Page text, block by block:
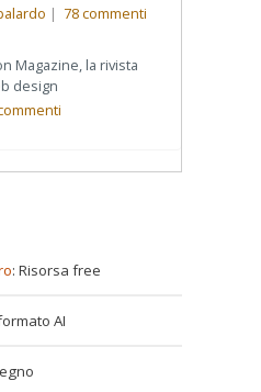
| 78commenti
Magazine, la rivista
design
: Risorsa free
AI